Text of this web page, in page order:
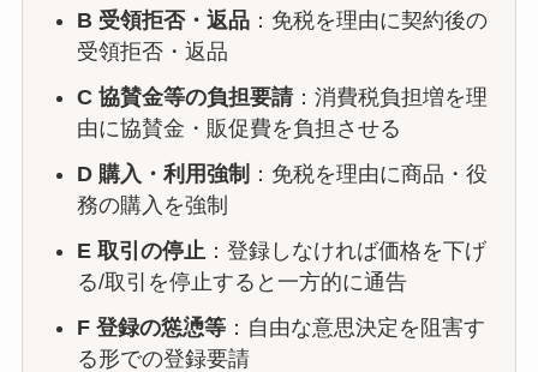
B 受領拒否・返品：免税を理由に契約後の
受領拒否・返品
C 協賛金等の負担要請：消費税負担増を理
由に協賛金・販促費を負担させる
D 購入・利用強制 ：免税を理由に商品・役
務の購入を強制
E 取引の停止 ：登録しなければ価格を下げ
る/取引を停止すると一方的に通告
F 登録の慫慂等：自由な意思決定を阻害す
る形での登録要請